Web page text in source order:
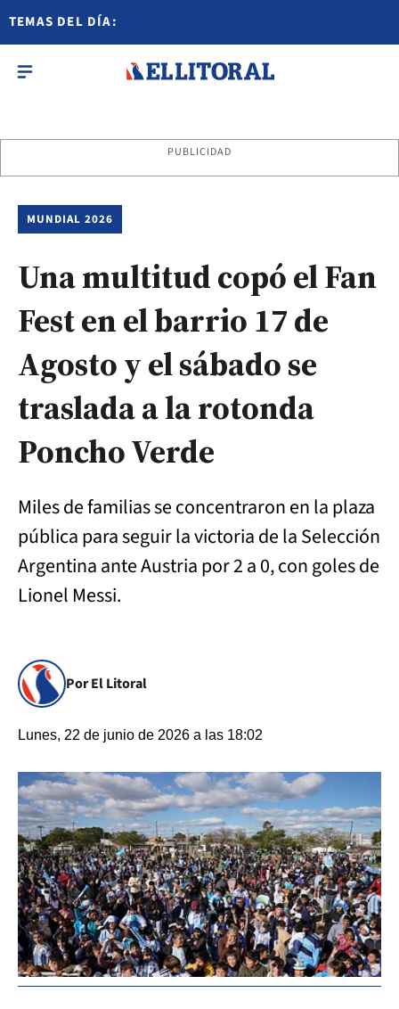
TEMAS DEL DÍA:
PUBLICIDAD
MUNDIAL 2026
Una multitud copó el Fan
Fest en el barrio 17 de
Agosto y el sábado se
traslada a la rotonda
Poncho Verde
Miles de familias se concentraron en la plaza
pública para seguir la victoria de la Selección
Argentina ante Austria por 2 a 0, con goles de
Lionel Messi.
Por El Litoral
Lunes, 22 de junio de 2026 a las 18:02